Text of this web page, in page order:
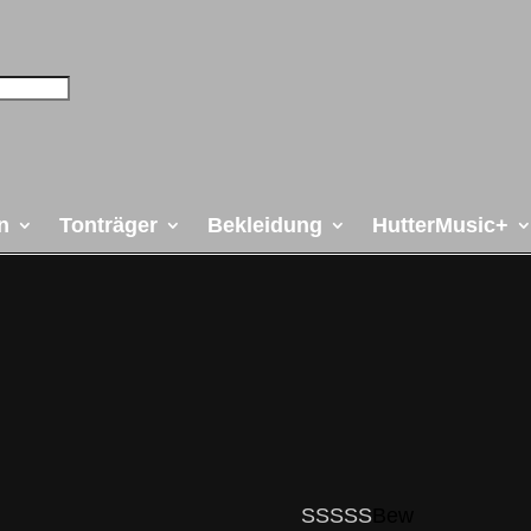
Tonträger Bekleidung HutterMusic+
Bew